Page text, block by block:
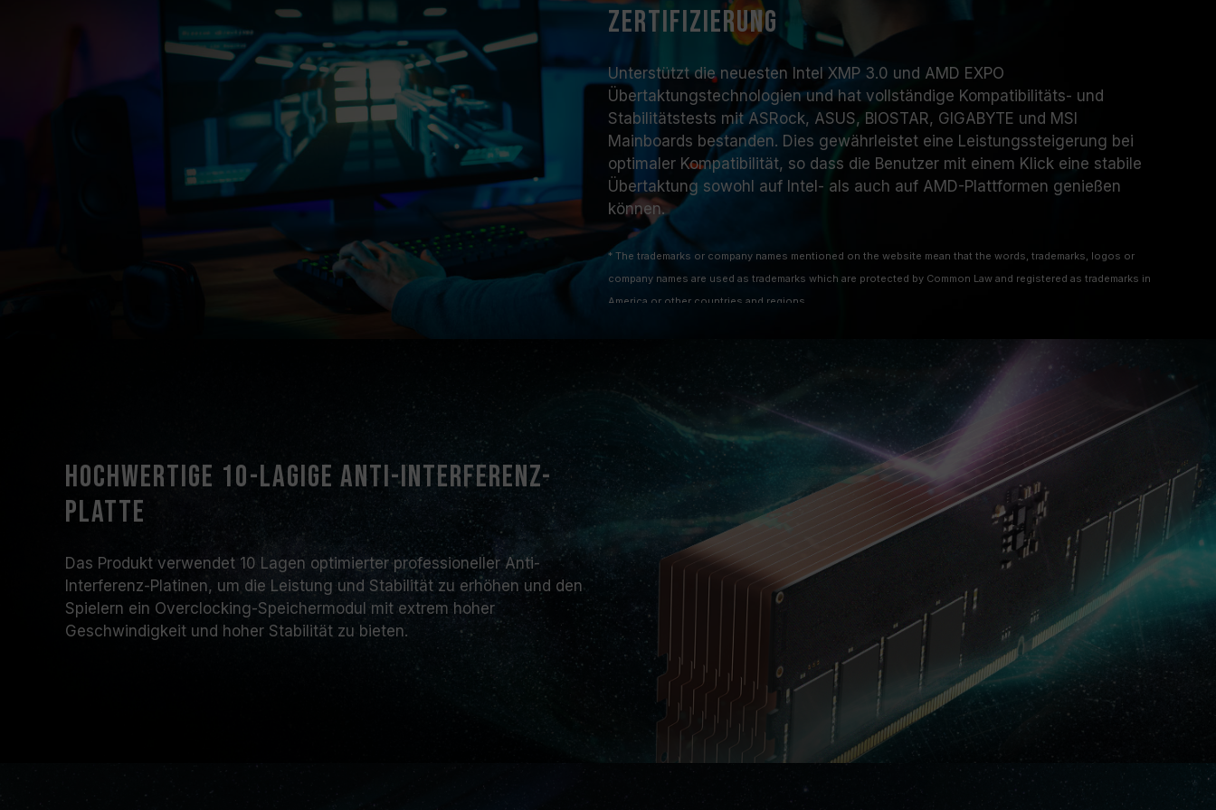
Zertifizierung
Unterstützt die neuesten Intel XMP 3.0 und AMD EXPO
Übertaktungstechnologien und hat vollständige Kompatibilitäts- und
Stabilitätstests mit ASRock, ASUS, BIOSTAR, GIGABYTE und MSI
Mainboards bestanden. Dies gewährleistet eine Leistungssteigerung bei
optimaler Kompatibilität, so dass die Benutzer mit einem Klick eine stabile
Übertaktung sowohl auf Intel- als auch auf AMD-Plattformen genießen
können.
* The trademarks or company names mentioned on the website mean that the words, trademarks, logos or
company names are used as trademarks which are protected by Common Law and registered as trademarks in
America or other countries and regions.
Hochwertige 10-lagige Anti-Interferenz-
Platte
Das Produkt verwendet 10 Lagen optimierter professioneller Anti-
Interferenz-Platinen, um die Leistung und Stabilität zu erhöhen und den
Spielern ein Overclocking-Speichermodul mit extrem hoher
Geschwindigkeit und hoher Stabilität zu bieten.